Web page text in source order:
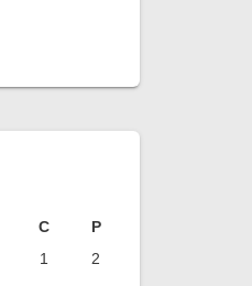
C
P
1
2